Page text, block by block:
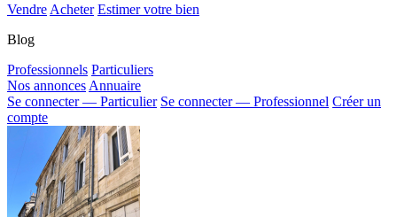
Vendre Acheter Estimer votre bien
Blog
Professionnels Particuliers
Nos annonces Annuaire
Se connecter — Particulier Se connecter — Professionnel Créer un
compte